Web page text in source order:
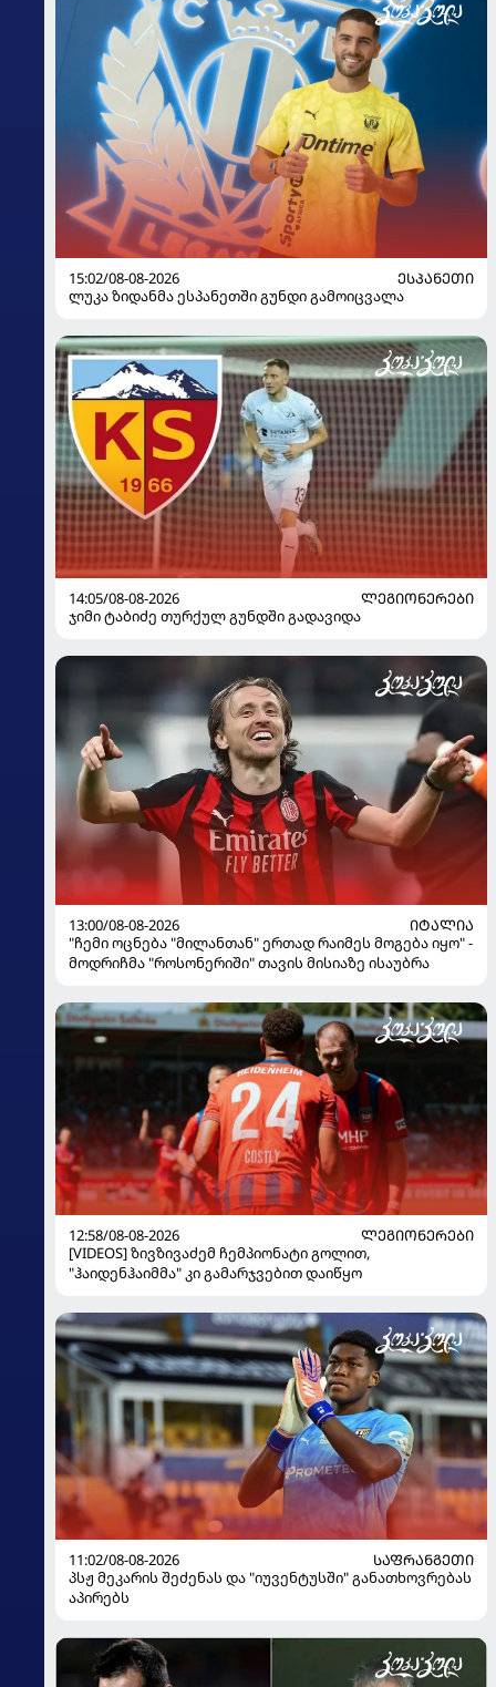
15:02/08-08-2026
ᲔᲡᲞᲐᲜᲔᲗᲘ
ლუკა ზიდანმა ესპანეთში გუნდი გამოიცვალა
14:05/08-08-2026
ᲚᲔᲒᲘᲝᲜᲔᲠᲔᲑᲘ
ჯიმი ტაბიძე თურქულ გუნდში გადავიდა
13:00/08-08-2026
ᲘᲢᲐᲚᲘᲐ
"ჩემი ოცნება "მილანთან" ერთად რაიმეს მოგება იყო" -
მოდრიჩმა "როსონერიში" თავის მისიაზე ისაუბრა
12:58/08-08-2026
ᲚᲔᲒᲘᲝᲜᲔᲠᲔᲑᲘ
[VIDEOS] ზივზივაძემ ჩემპიონატი გოლით,
"ჰაიდენჰაიმმა" კი გამარჯვებით დაიწყო
11:02/08-08-2026
ᲡᲐᲤᲠᲐᲜᲒᲔᲗᲘ
პსჟ მეკარის შეძენას და "იუვენტუსში" განათხოვრებას
აპირებს